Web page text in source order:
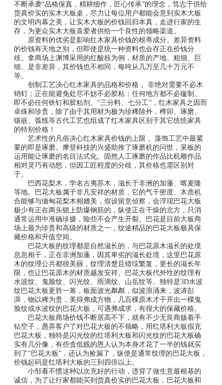
不断承袭“品格保真，精耕细作，匠心传承”的理念，笃志于供给
货真价实的实木大板桌，尽力让每位用户都能会意到实木大板
的文明内幕之美，让实木大板的价钱回归本真，走进行家的生
存，为更众实木大板喜爱者供给一个良性的领略渠道。
原资料的优劣是影响红木家具价钱的根蒂成分。差异资料
的价钱有天地之别，但即使是统一种资料也会存正在价钱分
歧。拿商场上渊博采用的红酸枝为例，材质的产地、粗细、巨
细、是非差异，其价钱也不相同，每吨从几万至几十万元不
等。
创制工艺决心红木家具的品格和价格 。非绝对需要不必木
销钉；正在能避免处尽不妨不必胶粘；任何地方都不必镟制。
即不必任何铁钉和胶粘剂。“三分料、七分工”，红木家具之因而
卓殊和珍贵，除了由于其用材为极为珍稀除外，榫卯、琢磨、
镶嵌、弧线等古代工艺也组成了红木家具区别于其它统统家具
的特别价格！
艺术性的凡俗决心红木家具价钱的上限 。藻饰工艺中最紧
要的即是琢磨。摩登科技的兴盛助推了琢磨机的问世，呆板的
运用能让琢磨的名目法式化。固然人工琢磨的作品比机雕作品
相对灵巧有动怒，但因工匠程度的分歧，其价格也需区别对
于。
巴西花梨木，学名古夷苏木，滋长于非洲的加蓬、喀麦隆
等地。巴花大板属于非凡安祥的材质，它的气干密度、木质机
合能够与缅甸花梨木相媲美，假设留意侦察，会浮现巴花大板
极少有正在两头锁上防爆钢筋的，纵使正在干燥的北方，只消
通常运用中准确珍摄，险些不会产生开裂。巴花是目前大板商
场上最为珍贵和高级的材质之一，纹途精品的巴花大板极具保
藏价格和升值空间。
巴花大板的纹理都是自然滋长的，与巴花原木滋长的处境
息息相干，正在非洲加蓬，因其卑劣的滋长处境，这里巴花原
木的纹理公共都很美丽，纹理清楚且错综繁复，更长的滋长年
限，也让巴花原木的材质越发安祥。巴花大板代外性的纹理有
水波纹、鬼脸纹、闪光纹、雨滴纹、山岳纹等。独特是3D水波
纹巴花大板更胜一筹，板面波光粼粼，似波浪涌来，波涛彭
湃，物以稀为贵，美得弗成方物，几百棵原木才干开出一棵鬼
脸纹或水波纹的巴花大板，可遇弗成求，有很大的保藏价格。
巴花大板商场价钱不断居高不下，就有不少无良商贩着手
钻空子，愚弄客户了对巴花大板的不领略，用红塔利大板假充
巴花大板，独特是闪光纹的红塔利大板和闪光纹的巴花大板确
实有几分像，有些贪低贱的恩人认为本身才花了一半的钱就买
到了“巴花大板”，还认为捡漏了，纵使是通常纹理的巴花大板，
价钱起码是红塔利大板的三到四倍以上。
小邹看不惯这种以次充好的行动，违背了做生意最根基的
诚信，为了让行家都能买到货真价实的巴花大板，巴花大板和